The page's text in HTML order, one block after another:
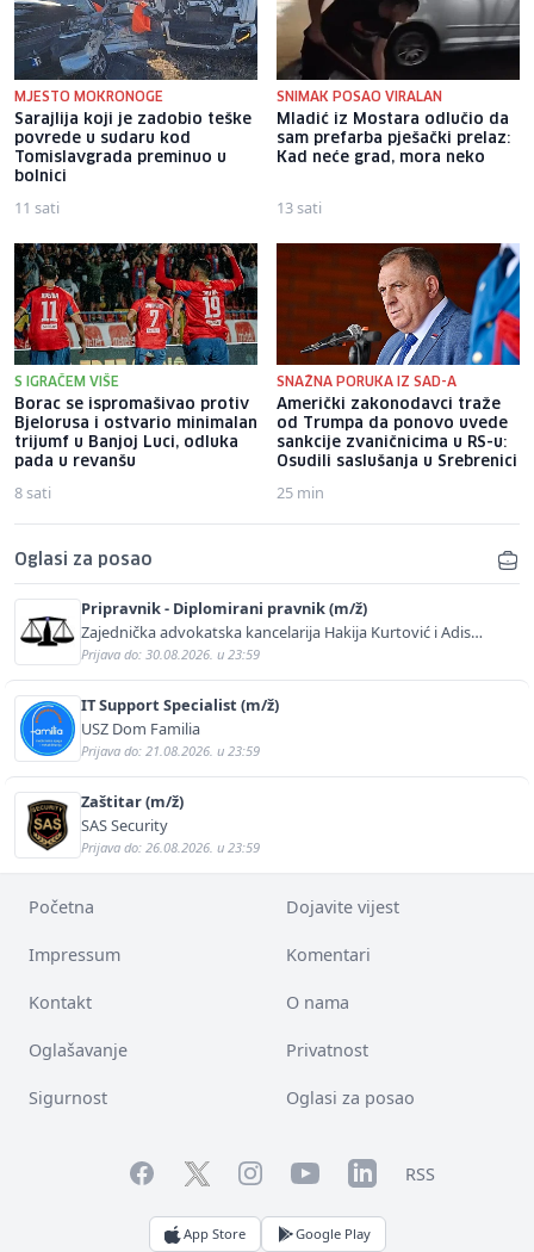
MJESTO MOKRONOGE
Sarajlija koji je zadobio teške
povrede u sudaru kod
Tomislavgrada preminuo u
bolnici
11 sati
SNIMAK POSAO VIRALAN
Mladić iz Mostara odlučio da
sam prefarba pješački prelaz:
Kad neće grad, mora neko
13 sati
S IGRAČEM VIŠE
Borac se ispromašivao protiv
Bjelorusa i ostvario minimalan
trijumf u Banjoj Luci, odluka
pada u revanšu
8 sati
SNAŽNA PORUKA IZ SAD-A
Američki zakonodavci traže
od Trumpa da ponovo uvede
sankcije zvaničnicima u RS-u:
Osudili saslušanja u Srebrenici
25 min
Oglasi za posao
Pripravnik - Diplomirani pravnik (m/ž)
Zajednička advokatska kancelarija Hakija Kurtović i Adis
Kurtović
Prijava do: 30.08.2026. u 23:59
IT Support Specialist (m/ž)
USZ Dom Familia
Prijava do: 21.08.2026. u 23:59
Zaštitar (m/ž)
SAS Security
Prijava do: 26.08.2026. u 23:59
Početna Dojavite vijest
Impressum Komentari
Kontakt O nama
Oglašavanje Privatnost
Sigurnost Oglasi za posao
FacebookTwitterInstagramYouTubeLinkedInRSS
App Store Google Play